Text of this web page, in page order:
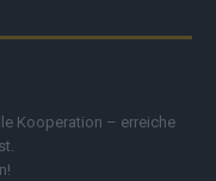
Kooperation – erreiche